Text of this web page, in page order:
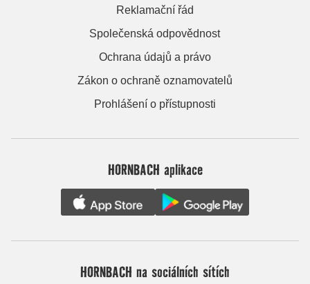
Reklamační řád
Společenská odpovědnost
Ochrana údajů a právo
Zákon o ochraně oznamovatelů
Prohlášení o přístupnosti
HORNBACH aplikace
HORNBACH na sociálních sítích